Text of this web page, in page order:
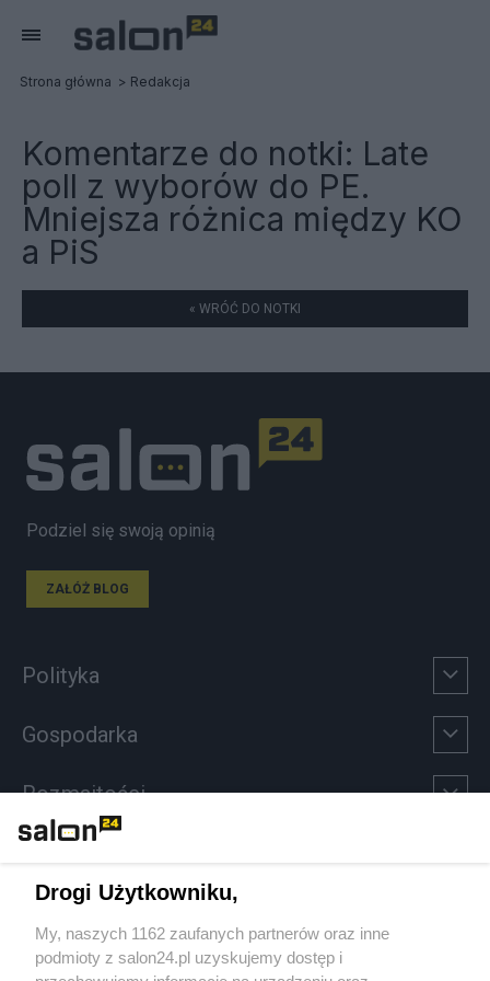
Strona główna Redakcja
Komentarze do notki: Late
poll z wyborów do PE.
Mniejsza różnica między KO
a PiS
« WRÓĆ DO NOTKI
Podziel się swoją opinią
ZAŁÓŻ BLOG
Polityka
Gospodarka
Rozmaitości
Sport
Społeczeństwo
Drogi Użytkowniku,
My, naszych 1162 zaufanych partnerów oraz inne
podmioty z salon24.pl uzyskujemy dostęp i